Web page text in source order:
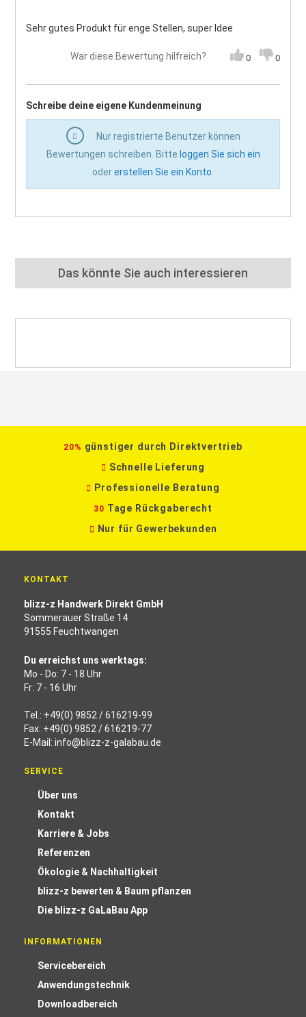
Sehr gutes Produkt für enge Stellen, super Idee
War diese Bewertung hilfreich? 0 0
Schreibe deine eigene Kundenmeinung
Nur registrierte Benutzer können
Bewertungen schreiben. Bitte loggen Sie sich ein
odererstellen Sie ein Konto
Das könnte Sie auch interessieren
20% günstiger durch Direktvertrieb
Schnelle Lieferung
Professionelle Beratung
30 Tage Rückgaberecht
Nur für Gewerbekunden
KONTAKT
blizz-z Handwerk Direkt GmbH
Sommerauer Straße 14
91555 Feuchtwangen
Du erreichst uns werktags:
Mo - Do: 7 - 18 Uhr
Fr: 7 - 16 Uhr
Tel.: +49(0) 9852 / 616219-99
Fax: +49(0) 9852 / 616219-77
E-Mail: info@blizz-z-galabau.de
SERVICE
Über uns
Kontakt
Karriere & Jobs
Referenzen
Ökologie & Nachhaltigkeit
blizz-z bewerten & Baum pflanzen
Die blizz-z GaLaBau App
INFORMATIONEN
Servicebereich
Anwendungstechnik
Downloadbereich